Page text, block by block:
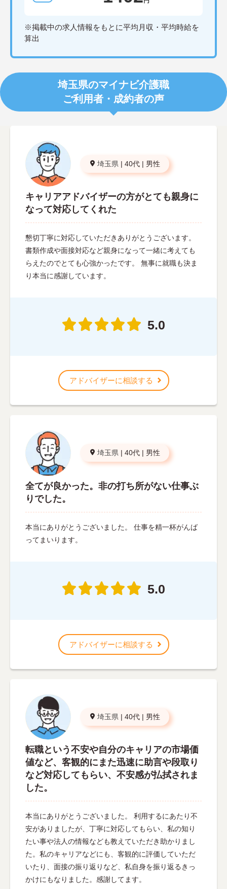
※掲載中の求人情報をもとに平均月収・平均時給を
算出
埼玉県のマイナビ介護職
ご利用者・成約者の声
埼玉県 | 40代 | 男性
キャリアアドバイザーの方がとても親身に
なって対応してくれた
懇切丁寧に対応していただきありがとうございます。
書類作成や面接対応など親身になって一緒に考えても
らえたのでとても心強かったです。 無事に就職も決ま
り本当に感謝しています。
5.0
アドバイザーに相談する
埼玉県 | 40代 | 男性
全てが良かった。非の打ち所がない仕事ぶ
りでした。
本当にありがとうございました。 仕事を精一杯がんば
ってまいります。
5.0
アドバイザーに相談する
埼玉県 | 40代 | 男性
転職という不安や自分のキャリアの市場価
値など、客観的にまた迅速に助言や段取り
など対応してもらい、不安感が払拭されま
した。
本当にありがとうございました。 利用するにあたり不
安がありましたが、丁寧に対応してもらい、私の知り
たい事や法人の情報なども教えていただき助かりまし
た。私のキャリアなどにも、客観的に評価していただ
いたり、面接の振り返りなど、私自身を振り返るきっ
かけにもなりました。感謝してます。